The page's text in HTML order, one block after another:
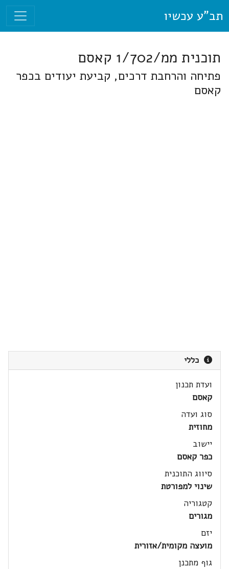
תב"ע עכשיו
תוכנית ממ/1/702 קאסם
פתיחה והרחבת דרכים, קביעת יעודים בכפר
קאסם
כללי
ועדת תכנון
קאסם
סוג ועדה
מחוזית
יישוב
כפר קאסם
סיווג התוכנית
שינוי למפורטת
קטגוריה
מגורים
יזם
מועצה מקומית/אזורית
גוף מתכנן